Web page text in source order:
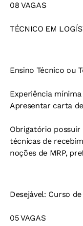
08 VAGAS
TÉCNICO EM
Ensino Técnico ou
Experiência
Apresentar carta
Obrigatório possuir
técnicas de
noções de MRP,
Desejável: Curso
05 VAGAS